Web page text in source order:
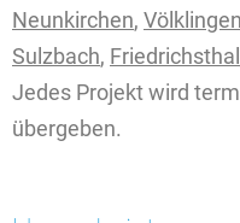
Neunkirchen, Völklingen
Sulzbach, Friedrichsthal
Jedes Projekt wird
übergeben.